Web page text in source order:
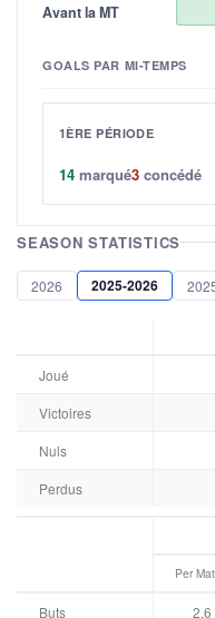
Avant la MT
GOALS PAR MI-TEMPS
1ÈRE PÉRIODE
14 marqué3 concédé
SEASON STATISTICS
2026 2025-2026
Joué
Victoires
Nuls
Perdus
Per
Buts 2.6